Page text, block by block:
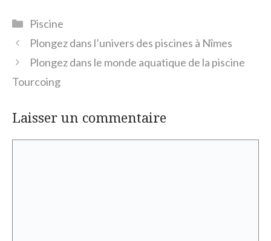
Catégories
Piscine
Plongez dans l’univers des piscines à Nîmes
Plongez dans le monde aquatique de la piscine
Tourcoing
Laisser un commentaire